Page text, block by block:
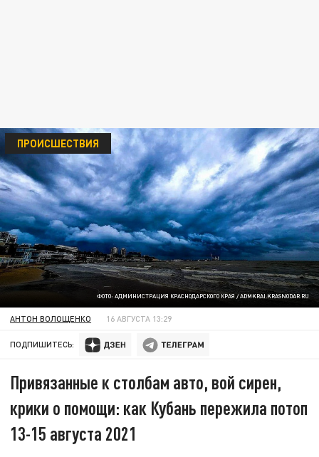
ФОТО: АДМИНИСТРАЦИЯ КРАСНОДАРСКОГО КРАЯ / ADMKRAI.KRASNODAR.RU
ПРОИСШЕСТВИЯ
АНТОН ВОЛОЩЕНКО 16 АВГУСТА 13:29
ПОДПИШИТЕСЬ:
Привязанные к столбам авто, вой сирен,
крики о помощи: как Кубань пережила потоп
13-15 августа 2021